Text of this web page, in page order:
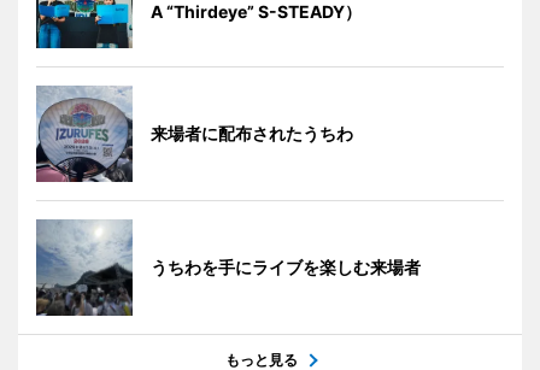
A “Thirdeye” S-STEADY）
来場者に配布されたうちわ
うちわを手にライブを楽しむ来場者
もっと見る